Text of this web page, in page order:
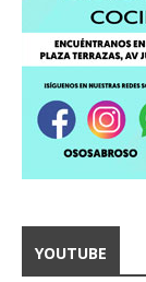
YOUTUBE